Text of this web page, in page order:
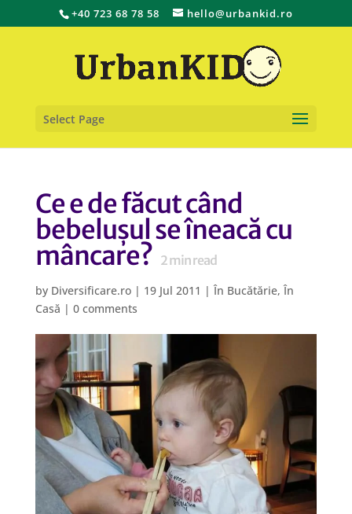
+40 723 68 78 58 hello@urbankid.ro
Select Page
Ce e de făcut când
bebelușul se îneacă cu
mâncare? 2min read
by Diversificare.ro| 19 Jul 2011 | În Bucătărie, În
Casă | 0 comments